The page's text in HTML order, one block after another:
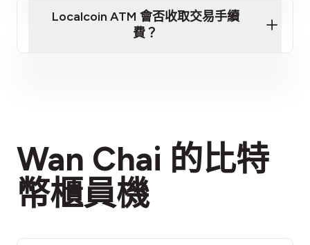
Localcoin ATM 會否收取交易手續
費？
Wan Chai 的比特
幣櫃員機